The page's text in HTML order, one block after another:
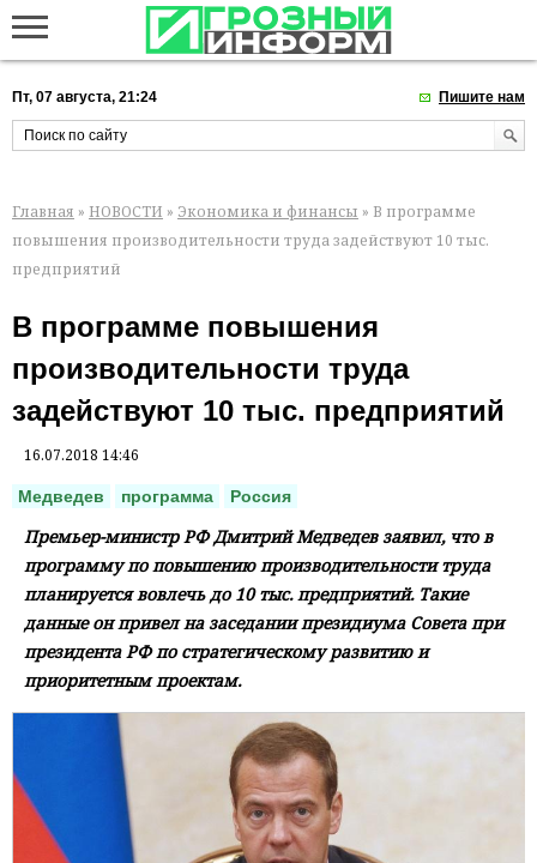
Пт, 07 августа, 21:24 Пишите нам
Главная » НОВОСТИ » Экономика и финансы » В программе
повышения производительности труда задействуют 10 тыс.
предприятий
В программе повышения
производительности труда
задействуют 10 тыс. предприятий
16.07.2018 14:46
Медведев программа Россия
Премьер-министр РФ Дмитрий Медведев заявил, что в
программу по повышению производительности труда
планируется вовлечь до 10 тыс. предприятий. Такие
данные он привел на заседании президиума Совета при
президента РФ по стратегическому развитию и
приоритетным проектам.